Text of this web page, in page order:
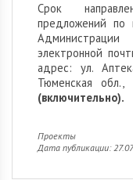
Cрок
предложений по
электронной
адрес: ул.
Тюменская обл.,
(включительно).
Проекты
Дата публикации: